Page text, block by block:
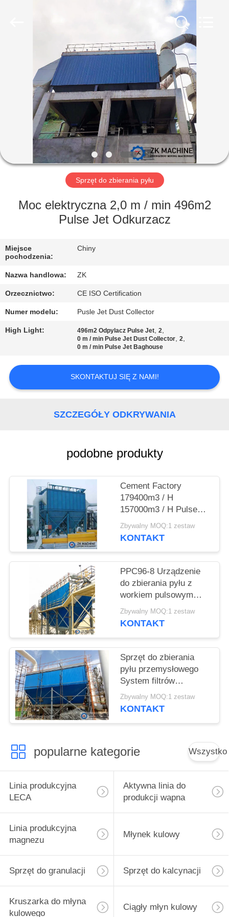
PRODUKTY
FILMY
POKAZ
VR
WYCIECZKA
PO
FABRYCE
KONTROLA
JAKOŚCI
SKONTAKTUJ
SIĘ
AKTUALNOŚCI
POPROSIĆ
WYCENĘ
SITEMAP
POLITYKA
PRYWATNOŚCI
Sprzęt do zbierania pyłu
Moc elektryczna 2,0 m / min 496m2
Pulse Jet Odkurzacz
Miejsce
pochodzenia:
Chiny
Nazwa handlowa: ZK
Orzecznictwo: CE ISO Certification
Numer modelu: Pusle Jet Dust Collector
High Light: 496m2 Odpylacz Pulse Jet,2,
0 m / min Pulse Jet Dust Collector,2,
0 m / min Pulse Jet Baghouse
SKONTAKTUJ SIĘ Z NAMI!
SZCZEGÓŁY ODKRYWANIA
podobne produkty
Cement Factory
179400m3 / H
157000m3 / H Pulse
Jet Bag Filter
Zbywalny MOQ:1 zestaw
KONTAKT
PPC96-8 Urządzenie
do zbierania pyłu z
workiem pulsowym
System odkurzania do
zastosowań
Zbywalny MOQ:1 zestaw
KONTAKT
Sprzęt do zbierania
pyłu przemysłowego
System filtrów
workowych o wysokiej
wydajności
Zbywalny MOQ:1 zestaw
KONTAKT
popularne kategorie Wszystko
Linia produkcyjna
LECA
Aktywna linia do
produkcji wapna
Linia produkcyjna
magnezu
Młynek kulowy
Sprzęt do granulacji Sprzęt do kalcynacji
Kruszarka do młyna
kulowego
Ciągły młyn kulowy